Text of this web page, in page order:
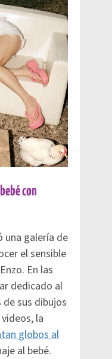
con
una galería de
el sensible
En las
dedicado al
sus dibujos
la
globos al
al bebé.